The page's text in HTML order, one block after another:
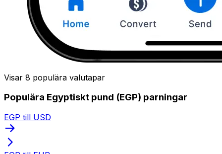
Visar 8 populära valutapar
Populära Egyptiskt pund (EGP) parningar
EGP till USD